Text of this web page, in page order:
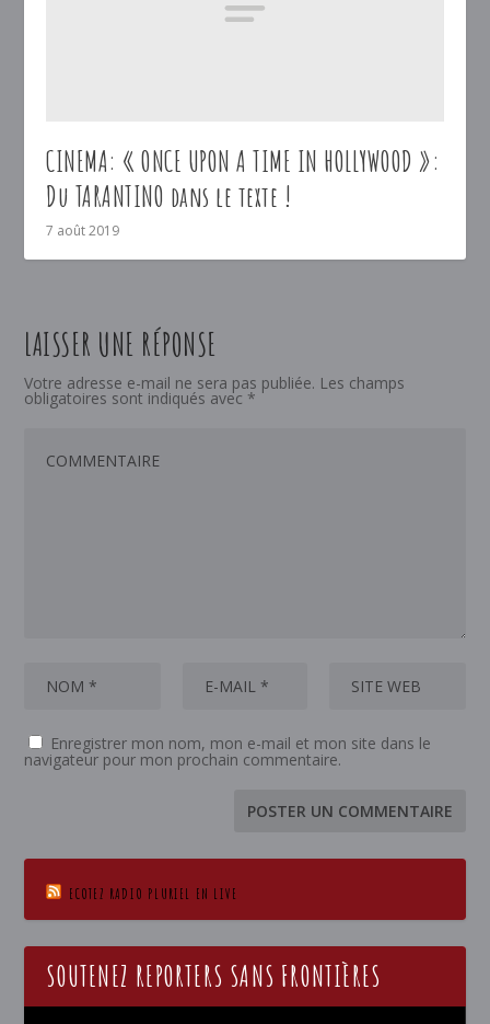
CINEMA: « ONCE UPON A TIME IN HOLLYWOOD »:
Du TARANTINO dans le texte !
7 août 2019
LAISSER UNE RÉPONSE
Votre adresse e-mail ne sera pas publiée. Les champs
obligatoires sont indiqués avec *
Enregistrer mon nom, mon e-mail et mon site dans le
navigateur pour mon prochain commentaire.
ECOTEZ RADIO PLURIEL EN LIVE
SOUTENEZ REPORTERS SANS FRONTIÈRES